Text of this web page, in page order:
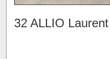
32 ALLIO